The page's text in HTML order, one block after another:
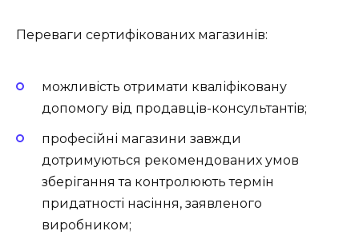
Переваги сертифікованих магазинів:
можливість отримати кваліфіковану
допомогу від продавців-консультантів;
професійні магазини завжди
дотримуються рекомендованих умов
зберігання та контролюють термін
придатності насіння, заявленого
виробником;